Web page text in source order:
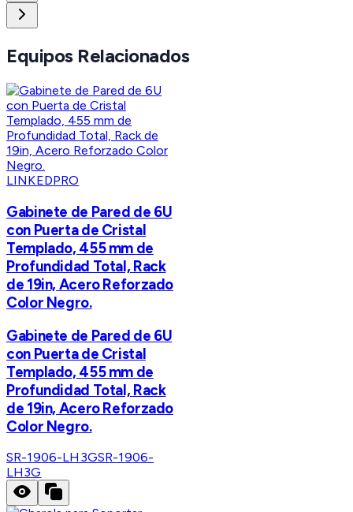
Equipos Relacionados
LINKEDPRO
Gabinete de Pared de 6U
con Puerta de Cristal
Templado, 455 mm de
Profundidad Total, Rack
de 19in, Acero Reforzado
Color Negro.
Gabinete de Pared de 6U
con Puerta de Cristal
Templado, 455 mm de
Profundidad Total, Rack
de 19in, Acero Reforzado
Color Negro.
SR-1906-LH3GSR-1906-
LH3G